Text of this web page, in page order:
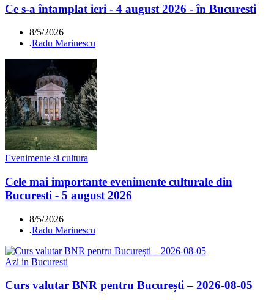
Ce s-a întamplat ieri - 4 august 2026 - în Bucuresti
8/5/2026
.Radu Marinescu
Evenimente si cultura
Cele mai importante evenimente culturale din
Bucuresti - 5 august 2026
8/5/2026
.Radu Marinescu
Azi in Bucuresti
Curs valutar BNR pentru București – 2026-08-05